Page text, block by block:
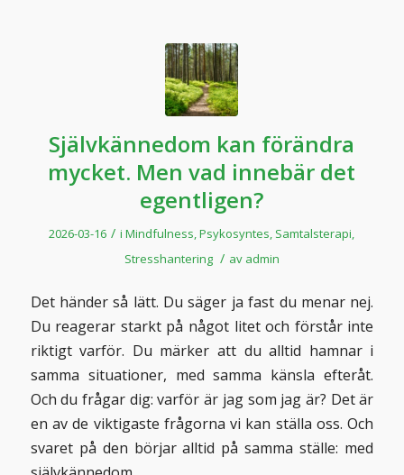
Självkännedom kan förändra
mycket. Men vad innebär det
egentligen?
2026-03-16 / iMindfulness,Psykosyntes, Samtalsterapi,
Stresshantering / av admin
Det händer så lätt. Du säger ja fast du menar nej.
Du reagerar starkt på något litet och förstår inte
riktigt varför. Du märker att du alltid hamnar i
samma situationer, med samma känsla efteråt.
Och du frågar dig: varför är jag som jag är? Det är
en av de viktigaste frågorna vi kan ställa oss. Och
svaret på den börjar alltid på samma ställe: med